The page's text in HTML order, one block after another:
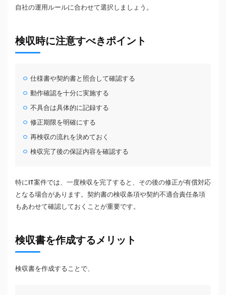
自社の運用ルールに合わせて選択しましょう。
検収時に注意すべきポイント
仕様書や契約書と照合して確認する
動作確認を十分に実施する
不具合は具体的に記録する
修正期限を明確にする
再検収の流れを決めておく
検収完了後の保証内容を確認する
特にIT案件では、一度検収を完了すると、その後の修正が有償対応
となる場合があります。契約書の検収条項や契約不適合責任条項
もあわせて確認しておくことが重要です。
検収書を作成するメリット
検収書を作成することで、